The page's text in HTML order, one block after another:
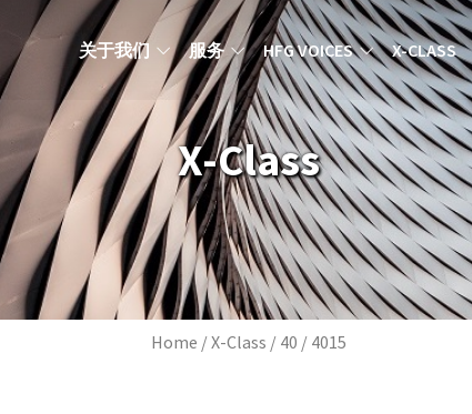
MAIN NAVIGATION ZH
关于我们 服务 HFG VOICES X-CLASS
X-Class
Breadcrumb
Home X-Class 40 4015